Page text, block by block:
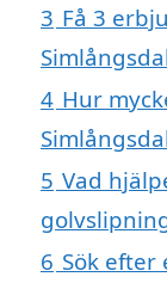
3 Få 3
4 Hur
5 Vad
6 Sök efter